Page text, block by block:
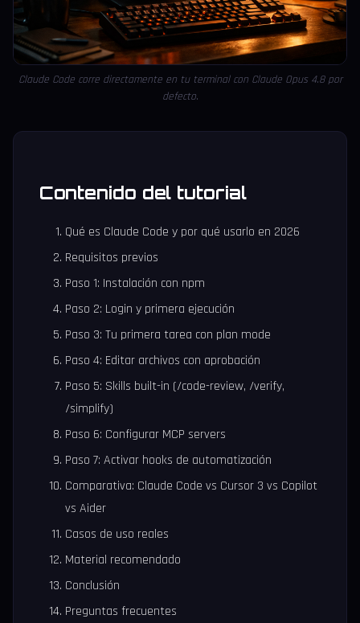
Claude Code corre directamente en tu terminal con Claude Opus 4.8 por
defecto.
Contenido del tutorial
Qué es Claude Code y por qué usarlo en 2026
Requisitos previos
Paso 1: Instalación con npm
Paso 2: Login y primera ejecución
Paso 3: Tu primera tarea con plan mode
Paso 4: Editar archivos con aprobación
Paso 5: Skills built-in (/code-review, /verify,
/simplify)
Paso 6: Configurar MCP servers
Paso 7: Activar hooks de automatización
Comparativa: Claude Code vs Cursor 3 vs Copilot
vs Aider
Casos de uso reales
Material recomendado
Conclusión
Preguntas frecuentes